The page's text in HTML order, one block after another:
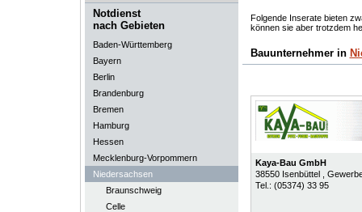
Notdienst
nach Gebieten
Baden-Württemberg
Bayern
Berlin
Brandenburg
Bremen
Hamburg
Hessen
Mecklenburg-Vorpommern
Niedersachsen
Braunschweig
Celle
Folgende Inserate bieten
können sie aber trotzdem
Bauunternehmer in
Kaya-Bau GmbH
38550 Isenbüttel
,
Tel.: (05374) 33 95